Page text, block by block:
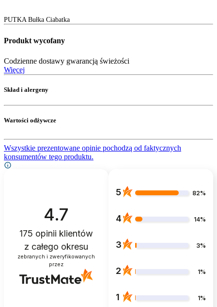
PUTKA Bułka Ciabatka
Produkt wycofany
Codzienne dostawy gwarancją świeżości
Więcej
Skład i alergeny
Wartości odżywcze
Wszystkie prezentowane opinie pochodzą od faktycznych
konsumentów tego produktu.
4.7
175 opinii klientów
z całego okresu
zebranych i zweryfikowanych
przez
5 82%
4 14%
3 3%
2 1%
1 1%